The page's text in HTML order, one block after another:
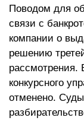
Поводом для
связи с
компании о
решению
рассмотрения.
конкурсного
отменено. Суды